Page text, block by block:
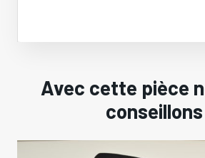
Avec cette pièce